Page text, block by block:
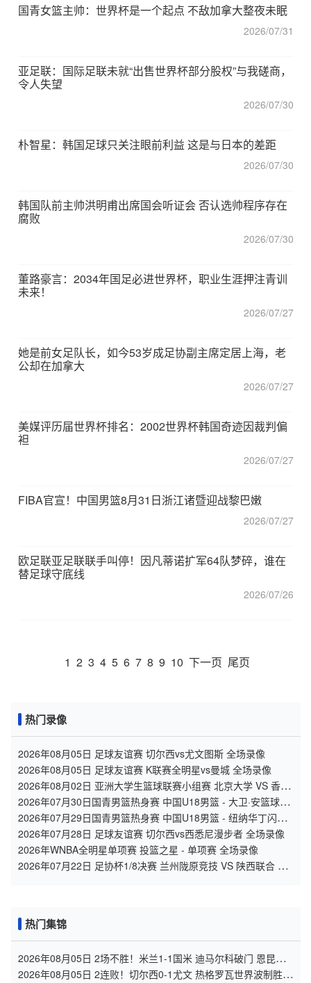
国青女篮主帅：世界杯是一个起点 不敌加拿大整夜未眠
2026/07/31
亚足联：国际足联未就“出售世界杯部分股权”与我磋商，
令人失望
2026/07/30
朴智星：韩国足球只关注眼前利益 这是与日本的差距
2026/07/30
韩国队前主帅洪明甫出席国会听证会 否认选帅程序存在
腐败
2026/07/30
董路豪言：2034年国足必进世界杯，职业生涯押注青训
未来！
2026/07/27
她是前女足队长，如今53岁成足协副主席定居上海，老
公却在加拿大
2026/07/27
美媒评历届世界杯排名：2002世界杯韩国奇迹因裁判偏
袒
2026/07/27
FIBA官宣！中国男篮8月31日浙江诸暨迎战黎巴嫩
2026/07/27
欧足联亚足联联手叫停！因凡蒂诺扩军64队梦碎，谁在
替足球守底线
2026/07/26
1 2 3 4 5 6 7 8 9 10 下一页 尾页
热门录像
2026年08月05日 足球友谊赛 切尔西vs尤文图斯 全场录像
2026年08月05日 足球友谊赛 K联赛全明星vs曼城 全场录像
2026年08月02日 亚洲大学生篮球联赛小组赛 北京大学 VS 香港
中文大学 全场录像
2026年07月30日国青男篮热身赛 中国U18男篮 - 大卫·安篮球学
院 全场录像
2026年07月29日国青男篮热身赛 中国U18男篮 - 纽纳华丁闪电
队 全场录像
2026年07月28日 足球友谊赛 切尔西vs西悉尼漫步者 全场录像
2026年WNBA全明星单项赛 投篮之星 - 单项赛 全场录像
2026年07月22日 足协杯1/8决赛 兰州陇原竞技 VS 陕西联合 全
热门集锦
2026年08月05日 2场不胜！米兰1-1国米 迪马尔科破门 恩昆库
造点+点射拉莫斯登场
2026年08月05日 2连败！切尔西0-1尤文 热格罗瓦世界波制胜穆